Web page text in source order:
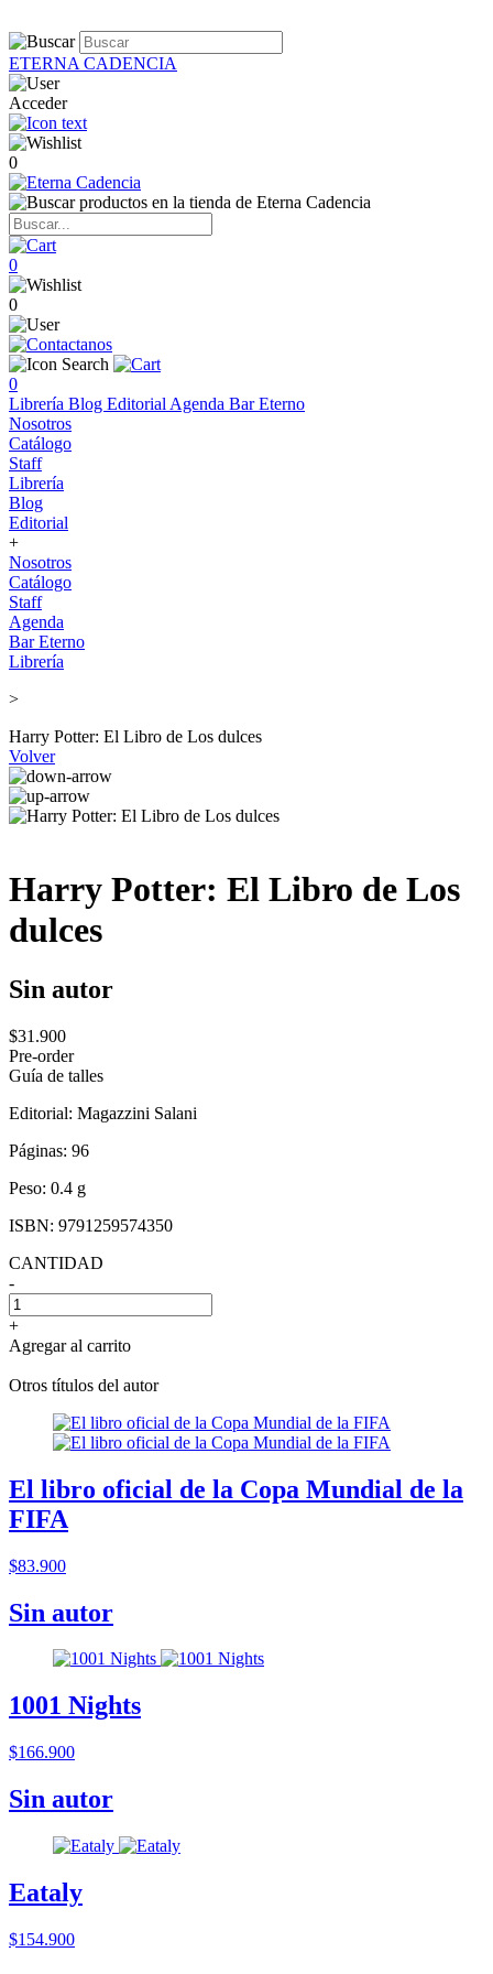
ETERNA CADENCIA
Acceder
0
0
0
0
Librería Blog Editorial Agenda Bar Eterno
Nosotros
Catálogo
Staff
Librería
Blog
Editorial
+
Nosotros
Catálogo
Staff
Agenda
Bar Eterno
Librería
>
Harry Potter: El Libro de Los dulces
Volver
Harry Potter: El Libro de Los
dulces
Sin autor
$31.900
Pre-order
Guía de talles
Editorial: Magazzini Salani
Páginas: 96
Peso: 0.4 g
ISBN: 9791259574350
CANTIDAD
-
+
Agregar al carrito
Otros títulos del autor
El libro oficial de la Copa Mundial de la
FIFA
$83.900
Sin autor
1001 Nights
$166.900
Sin autor
Eataly
$154.900